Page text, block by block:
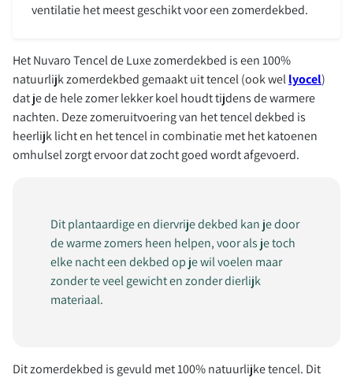
ventilatie het meest geschikt voor een zomerdekbed.
Het Nuvaro Tencel de Luxe zomerdekbed is een 100%
natuurlijk zomerdekbed gemaakt uit tencel (ook wellyocel)
dat je de hele zomer lekker koel houdt tijdens de warmere
nachten. Deze zomeruitvoering van het tencel dekbed is
heerlijk licht en het tencel in combinatie met het katoenen
omhulsel zorgt ervoor dat zocht goed wordt afgevoerd.
Dit plantaardige en diervrije dekbed kan je door
de warme zomers heen helpen, voor als je toch
elke nacht een dekbed op je wil voelen maar
zonder te veel gewicht en zonder dierlijk
materiaal.
Dit zomerdekbed is gevuld met 100% natuurlijke tencel. Dit